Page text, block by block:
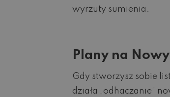
wyrzuty sumienia.
Plany na
Gdy stworzysz sobie
działa „odhaczanie”